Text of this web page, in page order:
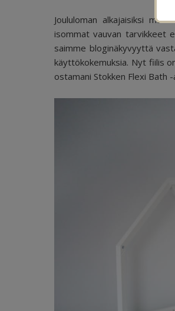
Joululoman alkajaisiksi mä
isommat vauvan tarvikkeet
saimme bloginäkyvyyttä
käyttökokemuksia. Nyt fiilis
ostamani Stokken Flexi Bath